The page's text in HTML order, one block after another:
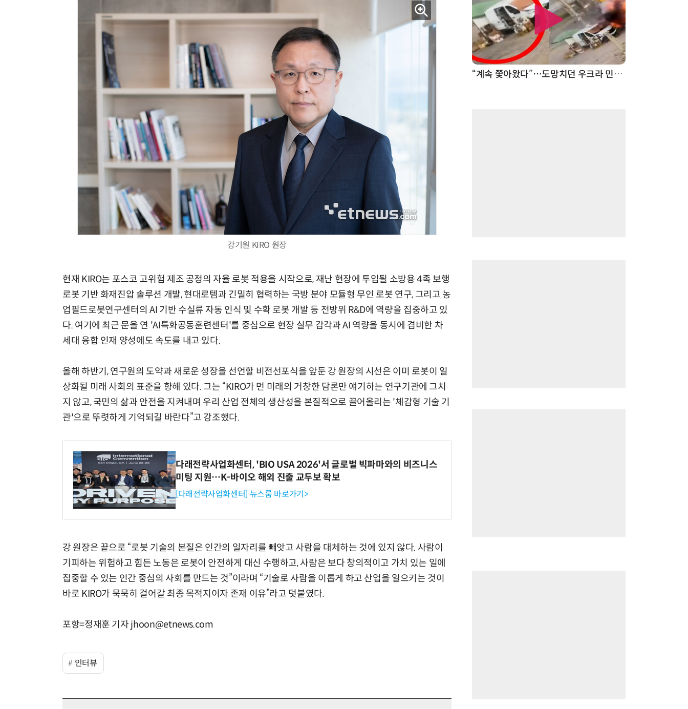
강기원 KIRO 원장
현재 KIRO는 포스코 고위험 제조 공정의 자율 로봇 적용을 시작으로, 재난 현장에 투입될 소방용 4족 보행
로봇 기반 화재진압 솔루션 개발, 현대로템과 긴밀히 협력하는 국방 분야 모듈형 무인 로봇 연구, 그리고 농
업필드로봇연구센터의 AI 기반 수실류 자동 인식 및 수확 로봇 개발 등 전방위 R&D에 역량을 집중하고 있
다. 여기에 최근 문을 연 'AI특화공동훈련센터'를 중심으로 현장 실무 감각과 AI 역량을 동시에 겸비한 차
세대 융합 인재 양성에도 속도를 내고 있다.
올해 하반기, 연구원의 도약과 새로운 성장을 선언할 비전선포식을 앞둔 강 원장의 시선은 이미 로봇이 일
상화될 미래 사회의 표준을 향해 있다. 그는 “KIRO가 먼 미래의 거창한 담론만 얘기하는 연구기관에 그치
지 않고, 국민의 삶과 안전을 지켜내며 우리 산업 전체의 생산성을 본질적으로 끌어올리는 '체감형 기술 기
관'으로 뚜렷하게 기억되길 바란다”고 강조했다.
다래전략사업화센터, 'BIO USA 2026'서 글로벌 빅파마와의 비즈니스
미팅 지원…K-바이오 해외 진출 교두보 확보
[다래전략사업화센터] 뉴스룸 바로가기>
강 원장은 끝으로 “로봇 기술의 본질은 인간의 일자리를 빼앗고 사람을 대체하는 것에 있지 않다. 사람이
기피하는 위험하고 힘든 노동은 로봇이 안전하게 대신 수행하고, 사람은 보다 창의적이고 가치 있는 일에
집중할 수 있는 인간 중심의 사회를 만드는 것”이라며 “기술로 사람을 이롭게 하고 산업을 일으키는 것이
바로 KIRO가 묵묵히 걸어갈 최종 목적지이자 존재 이유”라고 덧붙였다.
포항=정재훈 기자 jhoon@etnews.com
인터뷰
거미줄 쏘고 자동 회수까지…현실판 스파이더맨 웹 슈터 “계속 쫓아왔다”…도망치던 우크라 민간인 공격한 러 자폭 드론